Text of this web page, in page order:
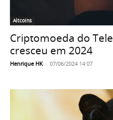
Altcoins
Criptomoeda do
cresceu em 2024
Henrique HK - 07/06/2024 14:07